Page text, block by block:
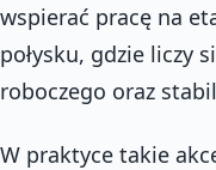
wspierać pracę na
połysku, gdzie liczy
roboczego oraz
W praktyce takie